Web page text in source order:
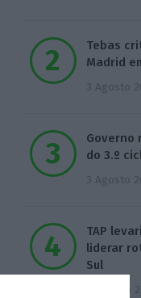
Tebas
Madrid
3 Agosto
Governo
do 3.º
3 Agosto
TAP
liderar
Sul
4 Agosto